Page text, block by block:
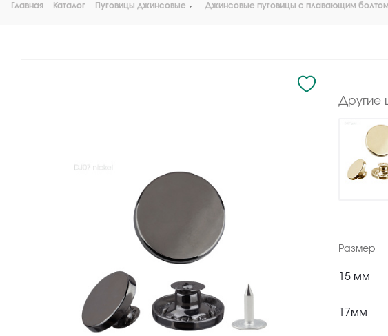
Главная - Каталог - Пуговицы джинсовые - Джинсовые пуговицы с плавающим болтом
Другие
Размер
15 мм
17мм